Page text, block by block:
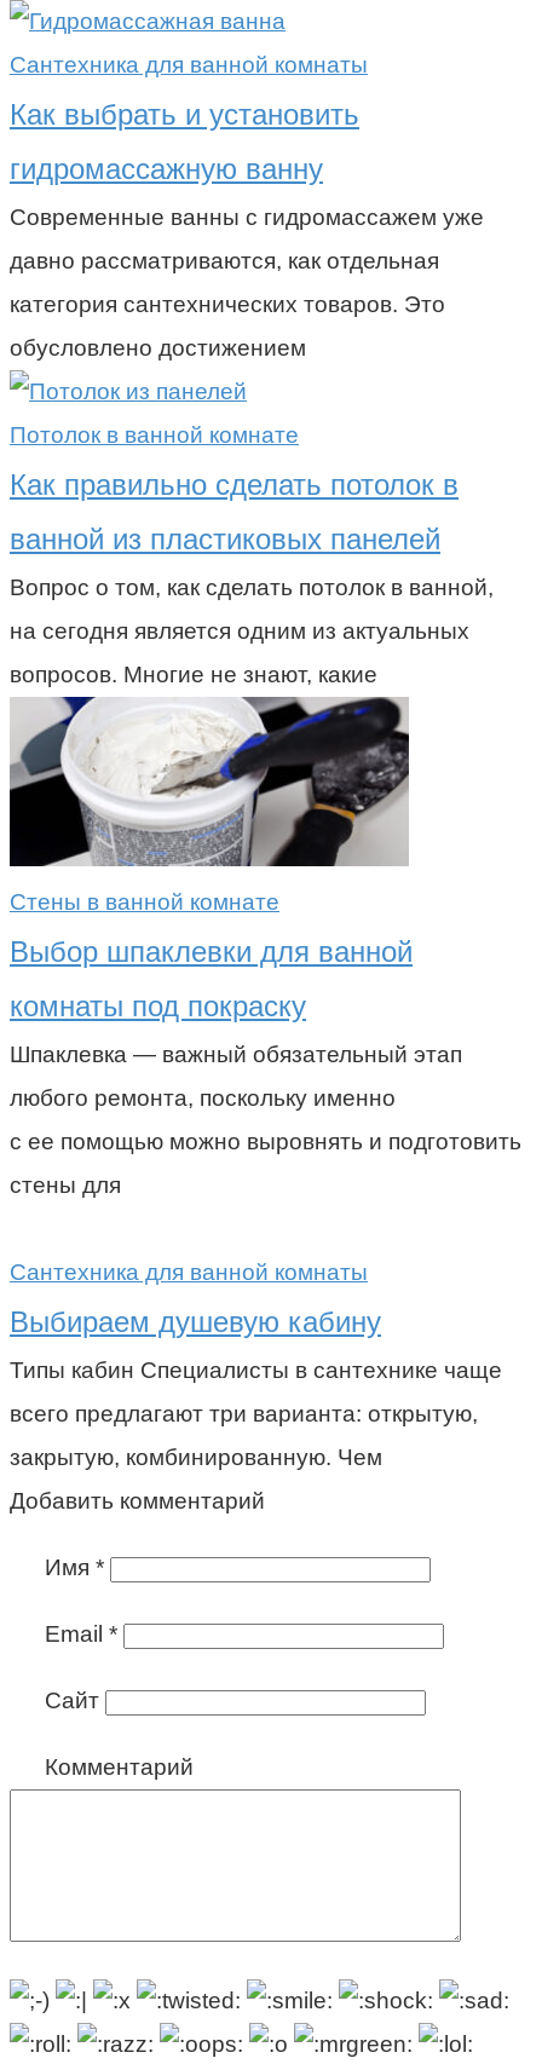
Сантехника для ванной комнаты
Как выбрать и установить
гидромассажную ванну
Современные ванны с гидромассажем уже
давно рассматриваются, как отдельная
категория сантехнических товаров. Это
обусловлено достижением
Потолок в ванной комнате
Как правильно сделать потолок в
ванной из пластиковых панелей
Вопрос о том, как сделать потолок в ванной,
на сегодня является одним из актуальных
вопросов. Многие не знают, какие
Стены в ванной комнате
Выбор шпаклевки для ванной
комнаты под покраску
Шпаклевка — важный обязательный этап
любого ремонта, поскольку именно
с ее помощью можно выровнять и подготовить
стены для
Сантехника для ванной комнаты
Выбираем душевую кабину
Типы кабин Специалисты в сантехнике чаще
всего предлагают три варианта: открытую,
закрытую, комбинированную. Чем
Добавить комментарий
Имя *
Email *
Сайт
Комментарий